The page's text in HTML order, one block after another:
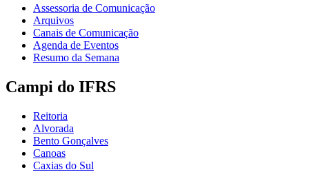
Assessoria de Comunicação
Arquivos
Canais de Comunicação
Agenda de Eventos
Resumo da Semana
Campi do IFRS
Reitoria
Alvorada
Bento Gonçalves
Canoas
Caxias do Sul